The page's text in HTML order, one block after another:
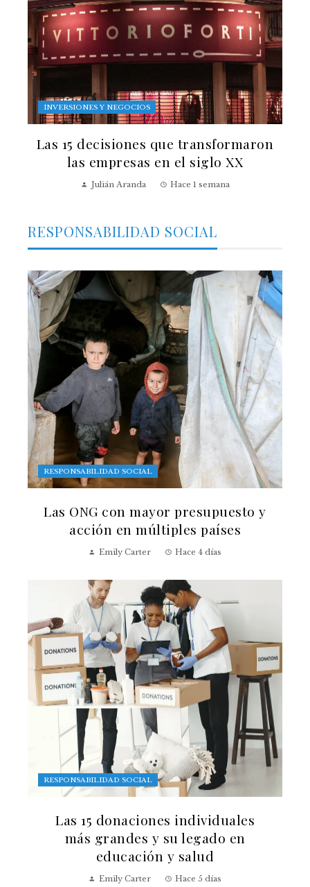
INVERSIONES Y NEGOCIOS
Las 15 decisiones que transformaron
las empresas en el siglo XX
Julián Aranda Hace 1 semana
RESPONSABILIDAD SOCIAL
RESPONSABILIDAD SOCIAL
Las ONG con mayor presupuesto y
acción en múltiples países
Emily Carter Hace 4 días
RESPONSABILIDAD SOCIAL
Las 15 donaciones individuales
más grandes y su legado en
educación y salud
Emily Carter Hace 5 días